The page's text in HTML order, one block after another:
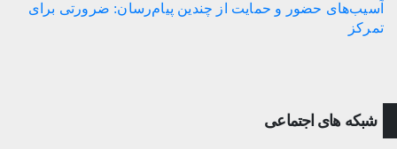
آسیب‌های حضور و حمایت از چندین پیام‌رسان: ضرورتی برای
تمرکز
شبکه های اجتماعی